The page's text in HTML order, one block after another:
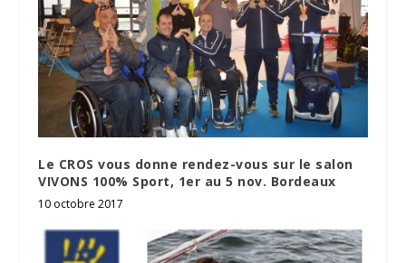
Le CROS vous donne rendez-vous sur le salon
VIVONS 100% Sport, 1er au 5 nov. Bordeaux
10 octobre 2017